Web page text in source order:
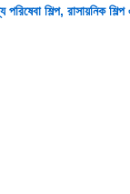
শিল্প, রাসায়নিক শিল্প